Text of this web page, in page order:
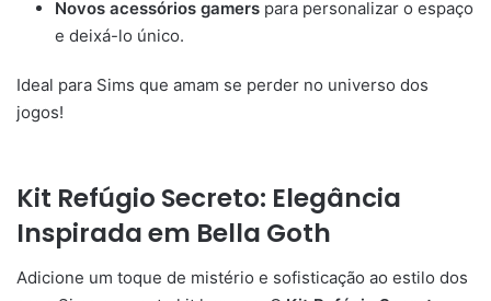
Novos acessórios gamers para personalizar o espaço
e deixá-lo único.
Ideal para Sims que amam se perder no universo dos
jogos!
Kit Refúgio Secreto: Elegância
Inspirada em Bella Goth
Adicione um toque de mistério e sofisticação ao estilo dos